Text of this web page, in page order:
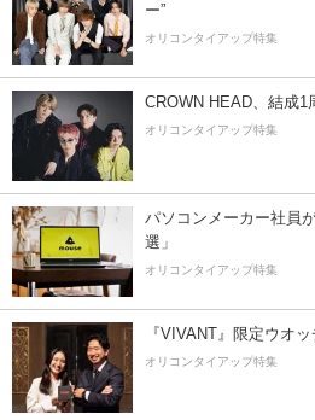
ー”
オリコンタイアップ特集
CROWN HEAD、結成1
オリコンタイアップ特集
パソコンメーカー社員
選」
オリコンタイアップ特集
『VIVANT』限定ウオ
オリコンタイアップ特集